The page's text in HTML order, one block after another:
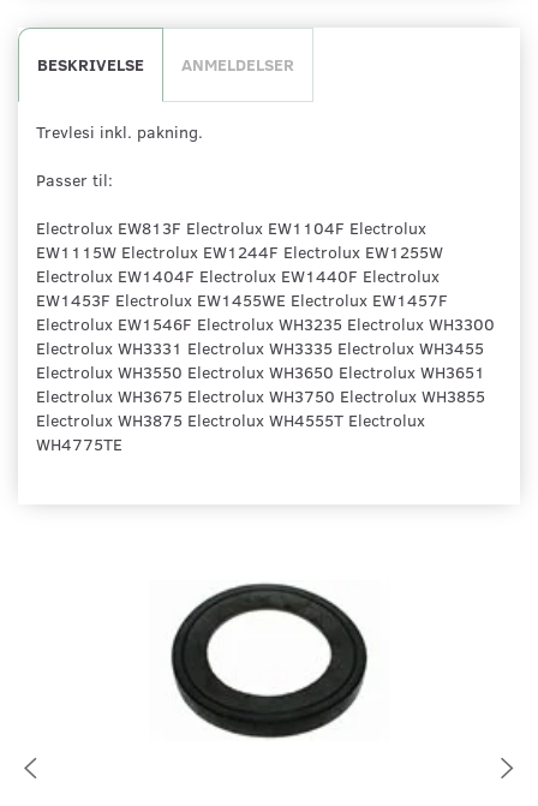
BESKRIVELSE ANMELDELSER
Trevlesi inkl. pakning.
Passer til:
Electrolux EW813F Electrolux EW1104F Electrolux
EW1115W Electrolux EW1244F Electrolux EW1255W
Electrolux EW1404F Electrolux EW1440F Electrolux
EW1453F Electrolux EW1455WE Electrolux EW1457F
Electrolux EW1546F Electrolux WH3235 Electrolux WH3300
Electrolux WH3331 Electrolux WH3335 Electrolux WH3455
Electrolux WH3550 Electrolux WH3650 Electrolux WH3651
Electrolux WH3675 Electrolux WH3750 Electrolux WH3855
Electrolux WH3875 Electrolux WH4555T Electrolux
WH4775TE